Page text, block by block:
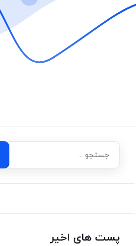
پست های اخیر